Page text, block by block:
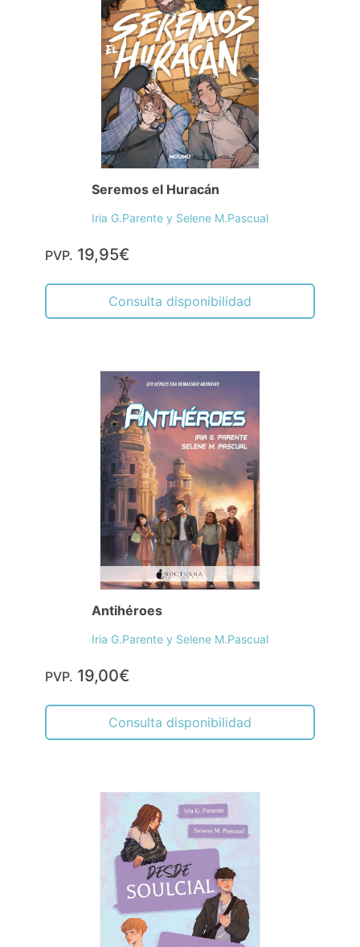
Seremos el Huracán
Iria G.Parente y Selene M.Pascual
PVP. 19,95€
Consulta disponibilidad
Antihéroes
Iria G.Parente y Selene M.Pascual
PVP. 19,00€
Consulta disponibilidad